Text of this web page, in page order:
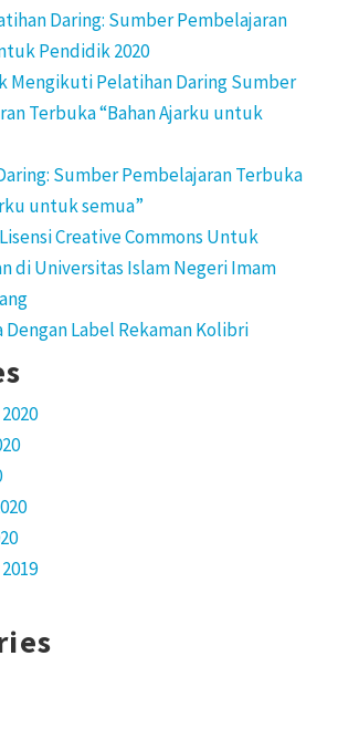
Daring: Sumber Pembelajaran
Pendidik 2020
Mengikuti Pelatihan Daring Sumber
Terbuka “Bahan Ajarku untuk
Sumber Pembelajaran Terbuka
untuk semua”
Creative Commons Untuk
di Universitas Islam Negeri Imam
Dengan Label Rekaman Kolibri